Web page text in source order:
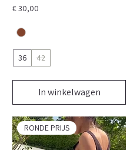
Prijs
€ 30,00
36 42
In winkelwagen
RONDE PRIJS